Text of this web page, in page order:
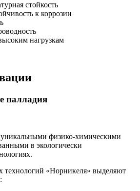
стойкость
к коррозии
нагрузкам
палладия
физико-химическими
в экологически
технологий «Норникеля» выделяют